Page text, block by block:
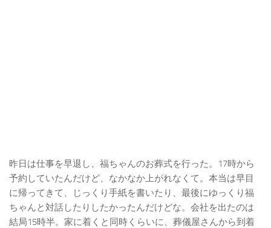
昨日は仕事を早退し、福ちゃんのお葬式を行った。17時から
予約していたんだけど、なかなか上がれなくて。本当は早目
に帰ってきて、じっくり手紙を書いたり、最後にゆっくり福
ちゃんと対話したりしたかったんだけどな。会社を出たのは
結局15時半。家に着くと同時くらいに、葬儀屋さんから到着